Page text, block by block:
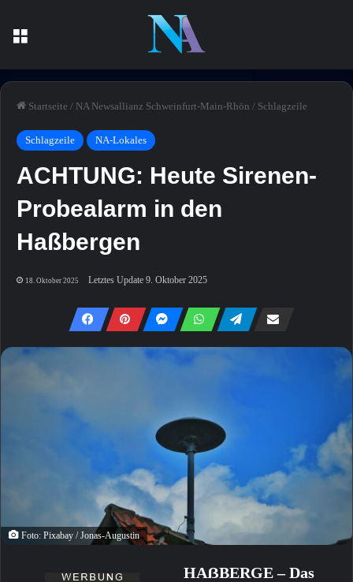
Startseite / NA Newsallianz Schweinfurt-Main-Rhön / Schlagzeile
Schlagzeile NA-Lokales
ACHTUNG: Heute Sirenen-
Probealarm in den
Haßbergen
18. Oktober 2025 Letztes Update 9. Oktober 2025
Foto: Pixabay / Jonas-Augustin
HAẞBERGE – Das